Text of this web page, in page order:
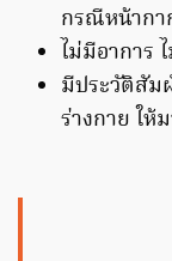
กรณีหน้าก
ไม่มีอาการ
มีประวัติสัม
ร่างกาย ให้